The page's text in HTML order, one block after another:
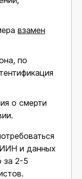
взамен
по
о смерти
ИИН и данных
за 2-5